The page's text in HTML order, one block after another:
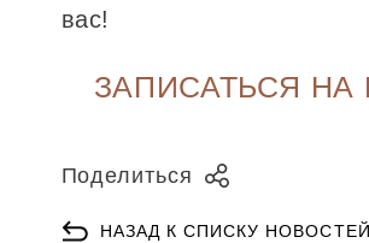
вас!
ЗАПИСАТЬСЯ НА
Поделиться
НАЗАД К СПИСКУ НОВОСТЕЙ